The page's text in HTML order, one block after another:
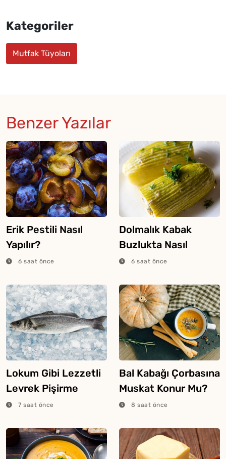
Kategoriler
Mutfak Tüyoları
Benzer Yazılar
Erik Pestili Nasıl
Yapılır?
6 saat önce
Dolmalık Kabak
Buzlukta Nasıl
Saklanır?
6 saat önce
Lokum Gibi Lezzetli
Levrek Pişirme
Tüyosu
7 saat önce
Bal Kabağı Çorbasına
Muskat Konur Mu?
8 saat önce